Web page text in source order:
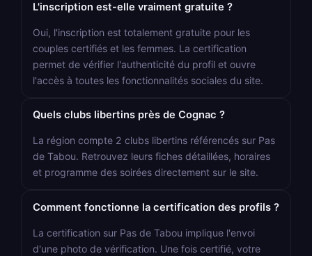
L'inscription est-elle vraiment gratuite ?
Oui, l'inscription est totalement gratuite pour les
couples certifiés et les femmes. La certification
permet de vérifier l'authenticité du profil et ouvre
l'accès à toutes les fonctionnalités sociales du site.
Quels clubs libertins près de Cognac ?
La région compte 2 clubs libertins référencés sur Pas
de Tabou. Retrouvez leurs fiches détaillées, horaires
et programme des soirées directement sur le site.
Comment fonctionne la certification des profils ?
La certification sur Pas de Tabou implique l'envoi
d'une photo de vérification. Une fois certifié, votre